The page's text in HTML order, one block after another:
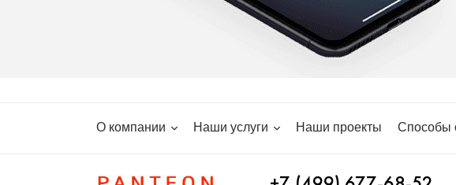
О компании Наши услуги Наши проекты Способы